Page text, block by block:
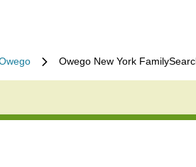
Owego New York